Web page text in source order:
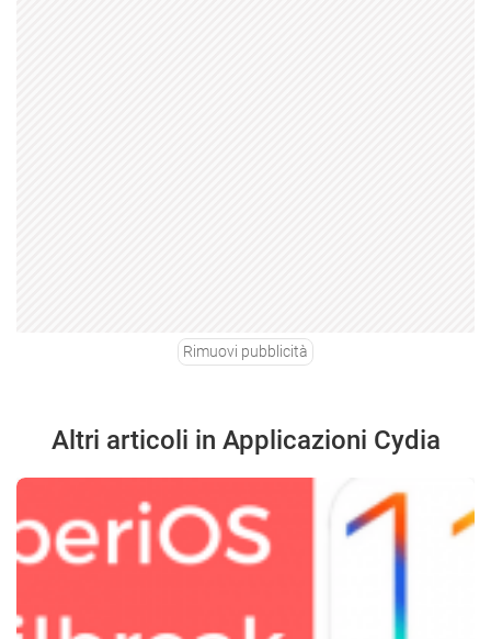
Rimuovi pubblicità
Altri articoli in Applicazioni Cydia